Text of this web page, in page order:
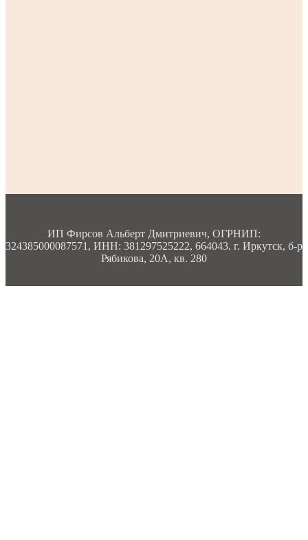
ИП Фирсов Альберт Дмитриевич, ОГРНИП:
324385000087571, ИНН: 381297525222, 664043. г. Иркутск, б-р
Рябикова, 20А, кв. 280